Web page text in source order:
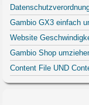
Gambio GX3 einfach
Website
Gambio Shop
Content File UND